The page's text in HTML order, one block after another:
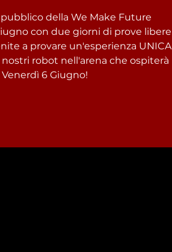
della We Make Future
con due giorni di prove libere
a provare un'esperienza UNICA
robot nell'arena che ospiterà
6 Giugno!